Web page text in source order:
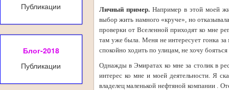
Публикации
Блог-2018
Публикации
Личный пример.Например в этой моей
выбор жить намного «круче», но
проверки от Вселенной приходят ко мне
там уже была. Меня не интересует гонка
спокойно ходить по улицам, не хочу бояться
Однажды в Эмиратах ко мне за столик в
интерес ко мне и моей деятельности. Я
владелец маленькой нефтяной компании .